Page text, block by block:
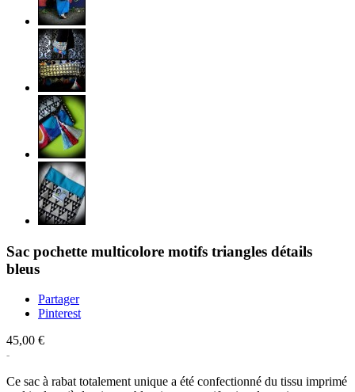
Sac pochette multicolore motifs triangles détails
bleus
Partager
Pinterest
45,00 €
Ce sac à rabat totalement unique a été confectionné du tissu imprimé